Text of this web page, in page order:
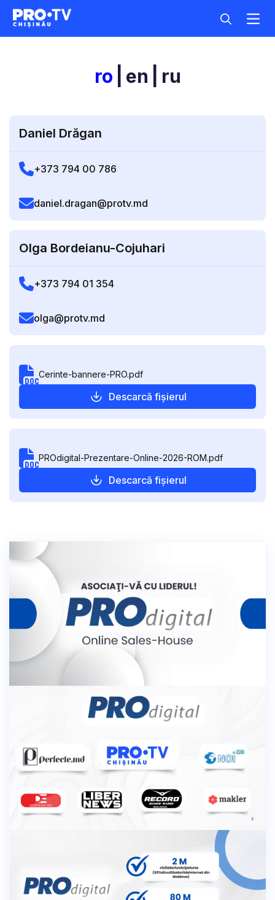
ro en ru
Daniel Drăgan
+373 794 00 786
daniel.dragan@protv.md
Olga Bordeianu-Cojuhari
+373 794 01 354
olga@protv.md
Cerinte-bannere-PRO.pdf
Descarcă fișierul
PROdigital-Prezentare-Online-2026-ROM.pdf
Descarcă fișierul